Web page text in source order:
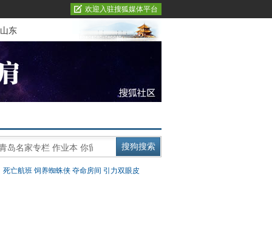
欢迎入驻搜狐媒体平台
山东
死亡航班 饲养蜘蛛侠 夺命房间 引力双眼皮